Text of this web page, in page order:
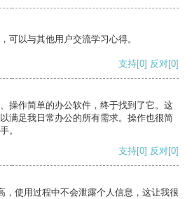
可以与其他用户交流学习心得。
支持[0] 反对[0]
操作简单的办公软件，终于找到了它。这
满足我日常办公的所有需求。操作也很简
。
支持[0] 反对[0]
，使用过程中不会泄露个人信息，这让我很